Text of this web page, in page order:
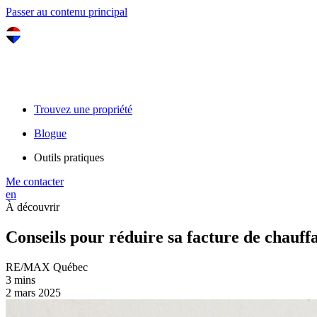
Passer au contenu principal
Trouvez une propriété
Blogue
Outils pratiques
Me contacter
en
À découvrir
Conseils pour réduire sa facture de
RE/MAX Québec
3 mins
2 mars 2025